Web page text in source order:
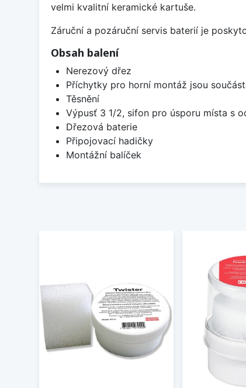
velmi kvalitní keramické kartuše.
Záruční a pozáruční servis baterií je
Obsah balení
Nerezový dřez
Příchytky pro horní montáž jsou
Těsnění
Výpusť 3 1/2, sifon pro úsporu místa s
Dřezová baterie
Připojovací hadičky
Montážní balíček